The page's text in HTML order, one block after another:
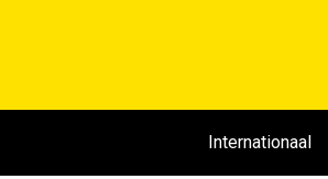
Internationaal